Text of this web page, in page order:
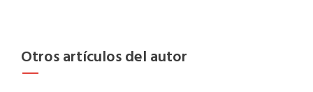
Otros artículos del autor